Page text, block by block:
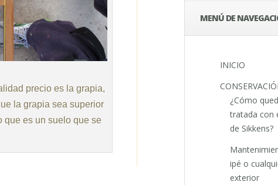
precio es la grapia,
la grapia sea superior
que es un suelo que se
MENÚ DE
INICIO
¿Cómo
tratada con
de Sikkens?
ipé o
exterior